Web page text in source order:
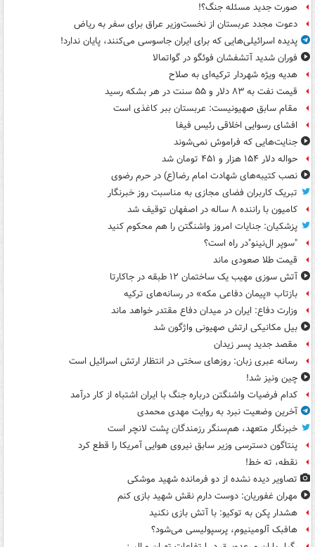
صورت جدید مسئله جنگ؟!
دعوت مجدد عربستان از نخست‌وزیر عراق برای سفر به ریاض
پدیده اسرائیلی‌هایی که برای ایران جاسوسی می‌کنند، پایان ندارد!
فوران شدید آتشفشان فوئگو در گواتمالا
هدیه ویژه شهردار ترکیه‌ای به صلاح
قیمت نفت به ۸۳ دلار و ۵۵ سنت در هر بشکه رسید
مقام سابق صهیونیست: عربستان ببر کاغذی است
افشای رسوایی اخلاقی رئیس فیفا
جنایت‌هایی که فراموش نمی‌شوند
حواله دلار ۱۵۴ هزار و ۴۵۱ تومان شد
نصب کتیبه‌های شهادت امام رضا(ع) در حرم رضوی
تبریک کاربران فضای مجازی به مناسبت روز خبرنگار
کامیون با راننده ۸ ساله در اصفهان توقیف شد
پزشکیان: جنایات امروز واشنگتن را هم محکوم کنید
"سوپر ال‌نینو"در راه است؟
قیمت طلا صعودی ماند
آتش سوزی مهیب یک ساختمان ۱۲ طبقه در جاکارتا
بازتاب «پیمان دفاعی مکه» در رسانه‌های ترکیه
وزارت دفاع: ایران در میدان دفاع مقتدر خواهد ماند
بیل مکانیکی ارتش صهیونی واژگون شد
مقصد جدید پسر زیدان
رسانه عبری زبان: روزهای سختی در انتظار ارتش اسرائیل است
چین ونیز شد!
کدام فرضیات واشنگتن درباره جنگ با ایران اشتباه از کار درآمد
آخرین وضعیت نبرد به روایت مهدی محمدی
خبرنگار متعهد، هم‌سنگر رزمندگان پشت لانچر است
پنتاگون دسترسی وزیر سابق نیروی هوایی آمریکا را قطع کرد
نقطه، ته خط!
تصاویر دیده‌ نشده از دو فرمانده شهید موشکی
مهران غفوریان: دوست دارم نقش شهید بازی کنم
هشدار پکن به توکیو: با آتش بازی نکنید
هافبک آلومینیوم، پرسپولیسی می‌شود؟